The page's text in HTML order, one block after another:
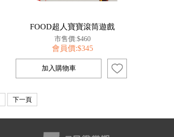
FOOD超人寶寶滾筒遊戲
市售價:$460
會員價:$345
下一頁